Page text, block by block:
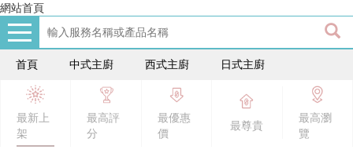
網站首頁
首頁 中式主廚 西式主廚 日式主廚
最新上
架
最高評
分
最優惠
價
最尊貴
最高瀏
覽